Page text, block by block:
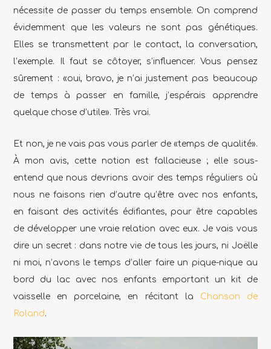
nécessite de passer du temps ensemble. On comprend
évidemment que les valeurs ne sont pas génétiques.
Elles se transmettent par le contact, la conversation,
l’exemple. Il faut se côtoyer, s’influencer. Vous pensez
sûrement : «oui, bravo, je n’ai justement pas beaucoup
de temps à passer en famille, j’espérais apprendre
quelque chose d’utile». Très vrai.
Et non, je ne vais pas vous parler de «temps de qualité».
À mon avis, cette notion est fallacieuse ; elle sous-
entend que nous devrions avoir des temps réguliers où
nous ne faisons rien d’autre qu’être avec nos enfants,
en faisant des activités édifiantes, pour être capables
de développer une vraie relation avec eux. Je vais vous
dire un secret : dans notre vie de tous les jours, ni Joëlle
ni moi, n’avons le temps d’aller faire un pique-nique au
bord du lac avec nos enfants emportant un kit de
vaisselle en porcelaine, en récitant la Chanson de
Roland.